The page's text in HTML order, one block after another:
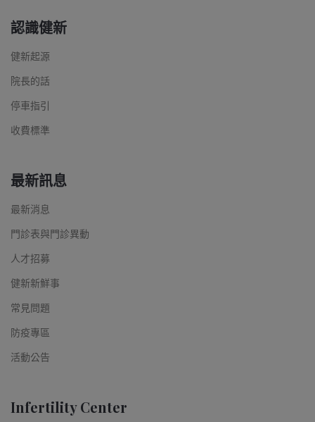
認識健新
健新起源
院長的話
停車指引
收費標準
最新訊息
最新消息
門診表與門診異動
人才招募
健新新鮮事
常見問題
防疫專區
活動公告
Infertility Center